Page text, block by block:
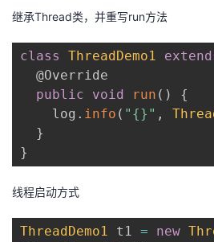
主
页
的
开
继承Thread类，并重写run方法
class ThreadDemo1
@Override
public
void run ( )
{
    log
. info ( "{}" ,
}
}
线程启动方式
ThreadDemo1 t1 = new